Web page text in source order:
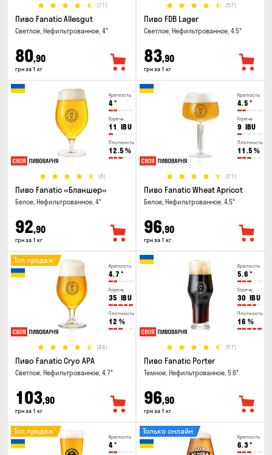
(71)
Пиво Fanatic Allesgut
Светлое, Нефильтрованное, 4°
80,90
грн за 1 кг
(57)
Пиво FDB Lager
Светлое, Нефильтрованное, 4.5°
83,90
грн за 1 кг
Крепость
4°
Горечь
11 IBU
Плотность
12.5 %
(8)
Пиво Fanatic «Бланшер»
Белое, Нефильтрованное, 4°
92,90
грн за 1 кг
Крепость
4.5 °
Горечь
9 IBU
Плотность
11.5 %
(21)
Пиво Fanatic Wheat Apricot
Белое, Нефильтрованное, 4.5°
96,90
грн за 1 кг
Крепость
4.7 °
Горечь
35 IBU
Плотность
12 %
(44)
Топ продаж
Пиво Fanatic Cryo APA
Светлое, Нефильтрованное, 4.7°
103,90
грн за 1 кг
Крепость
5.6 °
Горечь
30 IBU
Плотность
16 %
(57)
Пиво Fanatic Porter
Темное, Нефильтрованное, 5.6°
96,90
грн за 1 кг
Крепость
4°
Топ продаж
Крепость
6.3°
Только онлайн